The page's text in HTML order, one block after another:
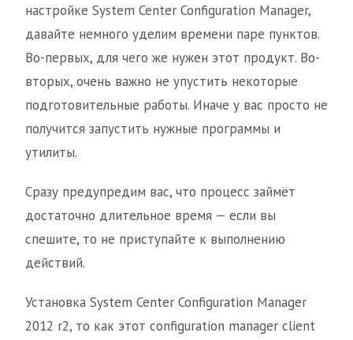
настройке System Center Configuration Manager,
давайте немного уделим времени паре пунктов.
Во-первых, для чего же нужен этот продукт. Во-
вторых, очень важно не упустить некоторые
подготовительные работы. Иначе у вас просто не
получится запустить нужные программы и
утилиты.
Сразу предупредим вас, что процесс займёт
достаточно длительное время — если вы
спешите, то не приступайте к выполнению
действий.
Установка System Center Configuration Manager
2012 r2, то как этот configuration manager client